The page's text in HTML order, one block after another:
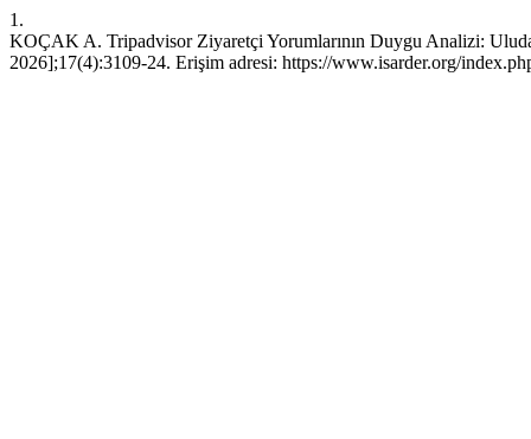
1.
KOÇAK A. Tripadvisor Ziyaretçi Yorumlarının Duygu Analizi:
2026];17(4):3109-24. Erişim adresi: https://www.isarder.org/